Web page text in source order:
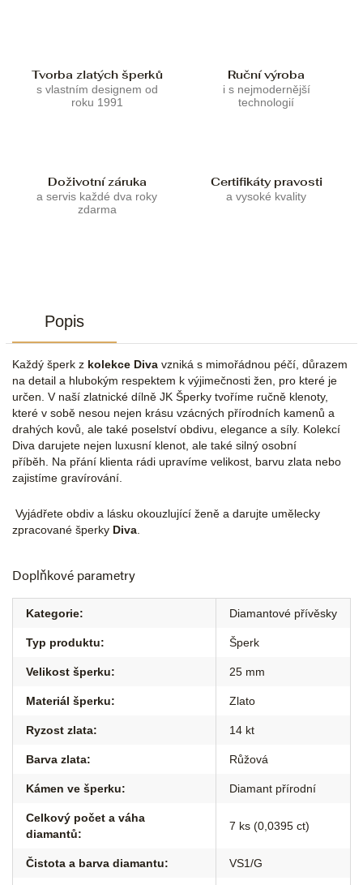
Tvorba zlatých šperků
s vlastním designem od
roku 1991
Ruční výroba
i s nejmodernější
technologií
Doživotní záruka
a servis každé dva roky
zdarma
Certifikáty pravosti
a vysoké kvality
Popis
Každý šperk z kolekce Diva vzniká s mimořádnou péčí, důrazem
na detail a hlubokým respektem k výjimečnosti žen, pro které je
určen. V naší zlatnické dílně JK Šperky tvoříme ručně klenoty,
které v sobě nesou nejen krásu vzácných přírodních kamenů a
drahých kovů, ale také poselství obdivu, elegance a síly. Kolekcí
Diva darujete nejen luxusní klenot, ale také silný osobní
příběh. Na přání klienta rádi upravíme velikost, barvu zlata nebo
zajistíme gravírování.
Vyjádřete obdiv a lásku okouzlující ženě a darujte umělecky
zpracované šperky Diva
Doplňkové parametry
Kategorie: Diamantové přívěsky
Typ produktu: Šperk
Velikost šperku: 25 mm
Materiál šperku: Zlato
Ryzost zlata: 14 kt
Barva zlata: Růžová
Kámen ve šperku: Diamant přírodní
Celkový počet a váha
diamantů:
7 ks (0,0395 ct)
Čistota a barva diamantu: VS1/G